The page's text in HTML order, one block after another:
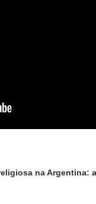
na Argentina: